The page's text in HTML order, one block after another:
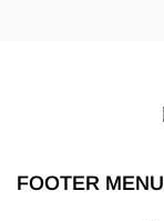
FOOTER MENU